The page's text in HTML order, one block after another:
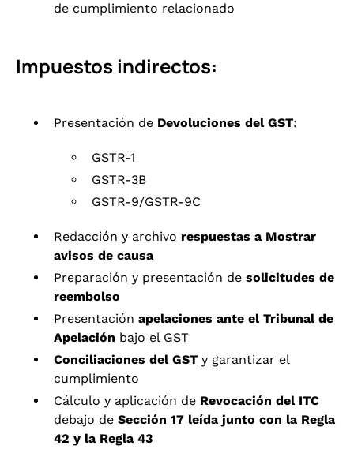
de cumplimiento relacionado
Impuestos indirectos:
Presentación de Devoluciones del GST:
GSTR-1
GSTR-3B
GSTR-9/GSTR-9C
Redacción y archivo respuestas a Mostrar
avisos de causa
Preparación y presentación de solicitudes de
reembolso
Presentación apelaciones ante el Tribunal de
Apelación bajo el GST
Conciliaciones del GST y garantizar el
cumplimiento
Cálculo y aplicación de Revocación del ITC
debajo de Sección 17 leída junto con la Regla
42 y la Regla 43